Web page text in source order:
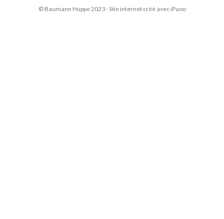
© Baumann Huppe 2023 - Site internet créé avec iPaoo